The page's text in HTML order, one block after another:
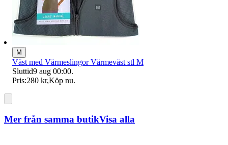
M
Väst med Värmeslingor Värmeväst stl M
Sluttid9 aug 00:00.
Pris:280 kr,Köp nu.
Mer från samma butikVisa alla